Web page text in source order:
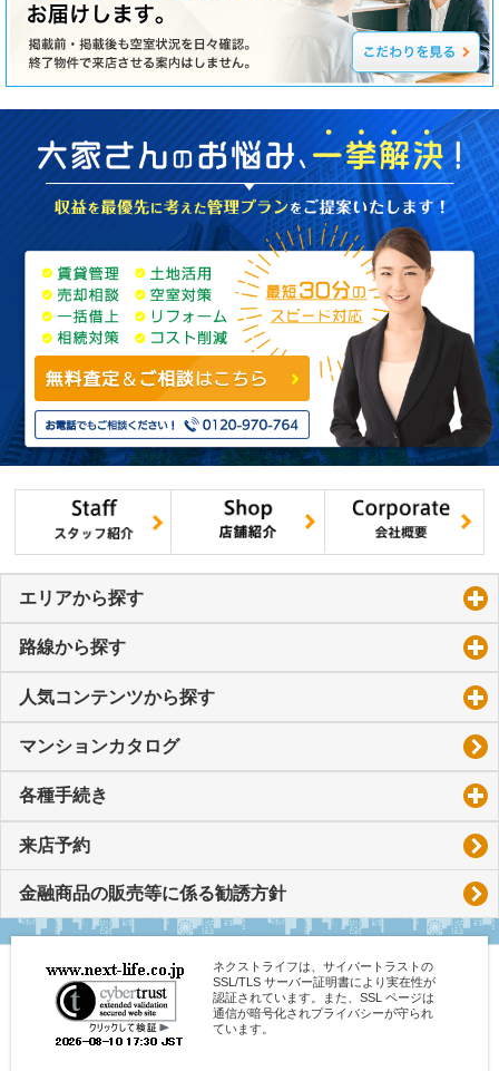
エリアから探す
路線から探す
人気コンテンツから探す
マンションカタログ
各種手続き
来店予約
金融商品の販売等に係る勧誘方針
ネクストライフは、サイバートラストの
SSL/TLS サーバー証明書により実在性が
認証されています。また、SSL ページは
通信が暗号化されプライバシーが守られ
ています。